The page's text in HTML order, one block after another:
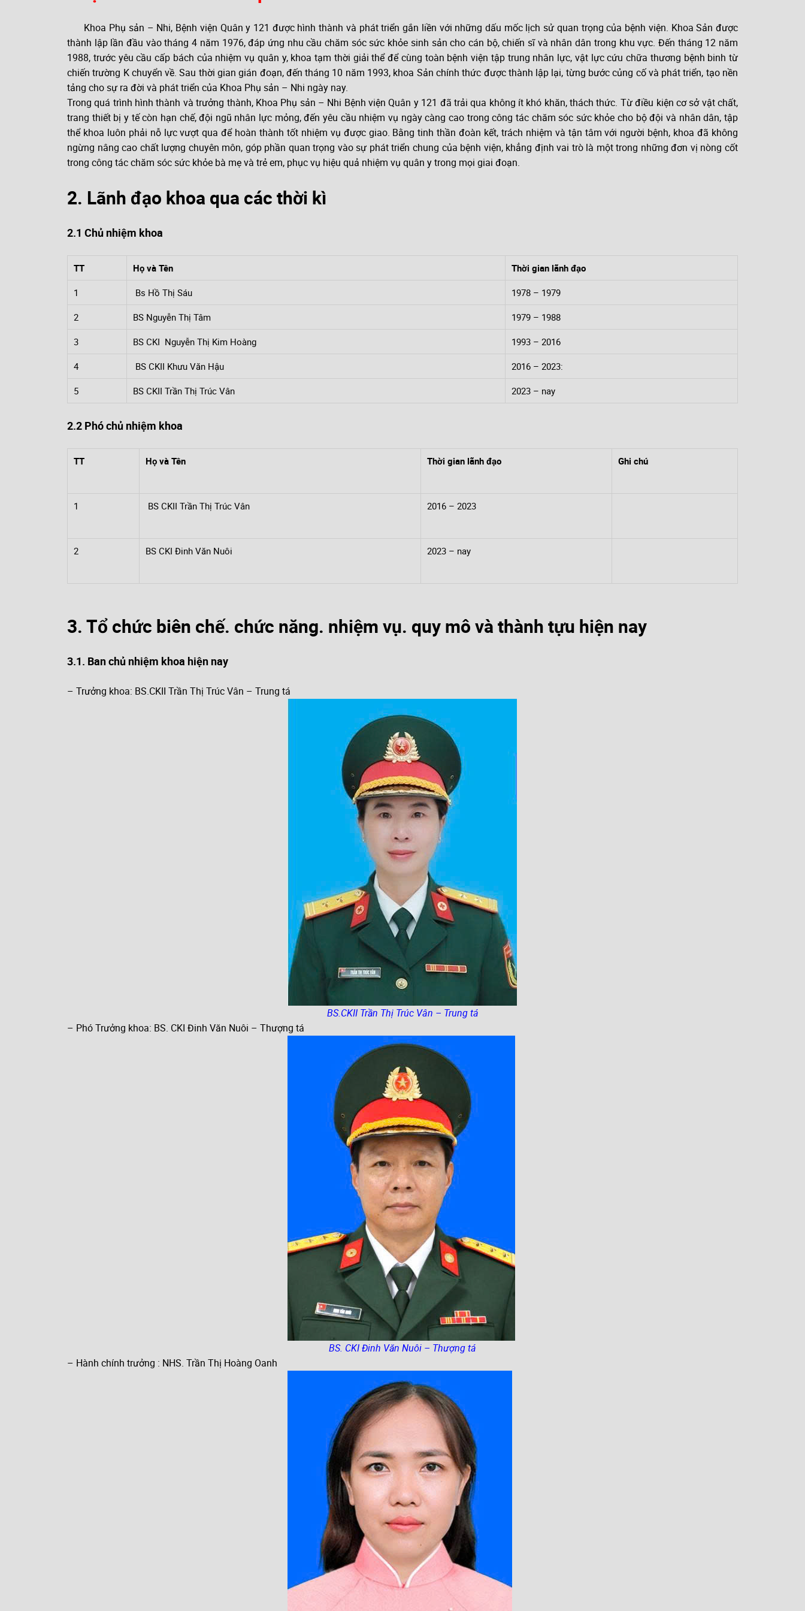
Khoa Phụ sản – Nhi, Bệnh viện Quân y 121 được hình thành và phát triển gắn liền với những dấu mốc lịch sử quan trọng của bệnh viện. Khoa Sản được
thành lập lần đầu vào tháng 4 năm 1976, đáp ứng nhu cầu chăm sóc sức khỏe sinh sản cho cán bộ, chiến sĩ và nhân dân trong khu vực. Đến tháng 12 năm
1988, trước yêu cầu cấp bách của nhiệm vụ quân y, khoa tạm thời giải thể để cùng toàn bệnh viện tập trung nhân lực, vật lực cứu chữa thương bệnh binh từ
chiến trường K chuyển về. Sau thời gian gián đoạn, đến tháng 10 năm 1993, khoa Sản chính thức được thành lập lại, từng bước củng cố và phát triển, tạo nền
tảng cho sự ra đời và phát triển của Khoa Phụ sản – Nhi ngày nay.
Trong quá trình hình thành và trưởng thành, Khoa Phụ sản – Nhi Bệnh viện Quân y 121 đã trải qua không ít khó khăn, thách thức. Từ điều kiện cơ sở vật chất,
trang thiết bị y tế còn hạn chế, đội ngũ nhân lực mỏng, đến yêu cầu nhiệm vụ ngày càng cao trong công tác chăm sóc sức khỏe cho bộ đội và nhân dân, tập
thể khoa luôn phải nỗ lực vượt qua để hoàn thành tốt nhiệm vụ được giao. Bằng tinh thần đoàn kết, trách nhiệm và tận tâm với người bệnh, khoa đã không
ngừng nâng cao chất lượng chuyên môn, góp phần quan trọng vào sự phát triển chung của bệnh viện, khẳng định vai trò là một trong những đơn vị nòng cốt
trong công tác chăm sóc sức khỏe bà mẹ và trẻ em, phục vụ hiệu quả nhiệm vụ quân y trong mọi giai đoạn.
2. Lãnh đạo khoa qua các thời kì
2.1 Chủ nhiệm khoa
TT Họ và Tên Thời gian lãnh đạo
1 Bs Hồ Thị Sáu 1978 – 1979
2 BS Nguyễn Thị Tâm 1979 – 1988
3 BS CKI Nguyễn Thị Kim Hoàng 1993 – 2016
4 BS CKII Khưu Văn Hậu 2016 – 2023:
5 BS CKII Trần Thị Trúc Vân 2023 – nay
2.2 Phó chủ nhiệm khoa
TT Họ và Tên Thời gian lãnh đạo Ghi chú
1 BS CKII Trần Thị Trúc Vân 2016 – 2023
2 BS CKI Đinh Văn Nuôi 2023 – nay
3. Tổ chức biên chế. chức năng. nhiệm vụ. quy mô và thành tựu hiện nay
3.1. Ban chủ nhiệm khoa hiện nay
– Trưởng khoa: BS.CKII Trần Thị Trúc Vân – Trung tá
BS.CKII Trần Thị Trúc Vân – Trung tá
– Phó Trưởng khoa: BS. CKI Đinh Văn Nuôi – Thượng tá
BS. CKI Đinh Văn Nuôi – Thượng tá
– Hành chính trưởng : NHS. Trần Thị Hoàng Oanh